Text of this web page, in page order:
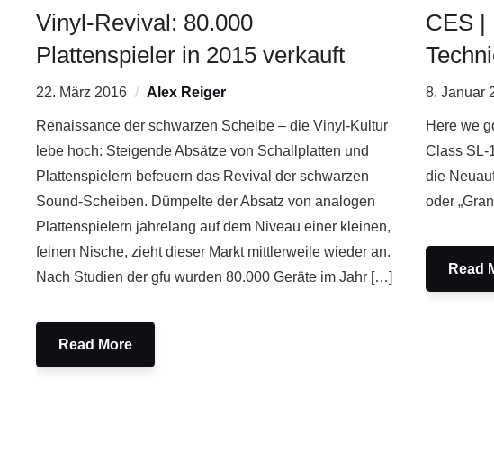
Vinyl-Revival: 80.000
Plattenspieler in 2015 verkauft
22. März 2016 Alex Reiger
Renaissance der schwarzen Scheibe – die Vinyl-Kultur
lebe hoch: Steigende Absätze von Schallplatten und
Plattenspielern befeuern das Revival der schwarzen
Sound-Scheiben. Dümpelte der Absatz von analogen
Plattenspielern jahrelang auf dem Niveau einer kleinen,
feinen Nische, zieht dieser Markt mittlerweile wieder an.
Nach Studien der gfu wurden 80.000 Geräte im Jahr […]
Read More
CES |
8. Januar
Here we
Class SL-
die
oder
Read